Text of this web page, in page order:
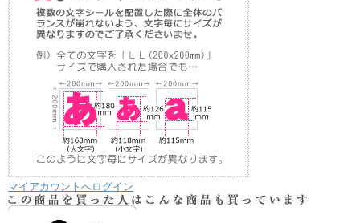
マイアカウントへログイン